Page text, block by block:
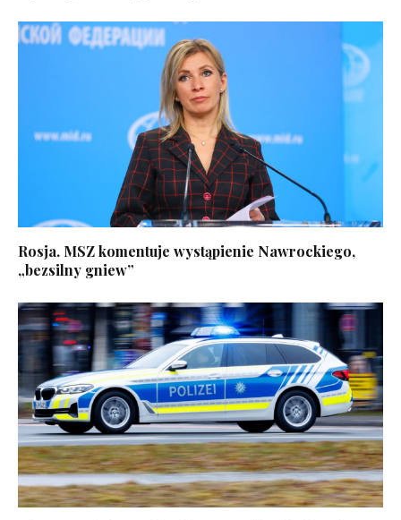
Rosja. MSZ komentuje wystąpienie Nawrockiego,
„bezsilny gniew”